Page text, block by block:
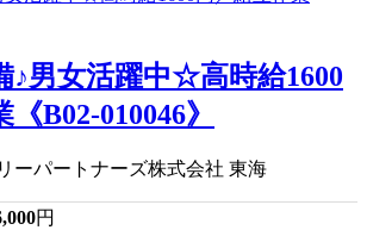
♪男女活躍中☆高時給1600
B02-010046》
ーパートナーズ株式会社 東海
円